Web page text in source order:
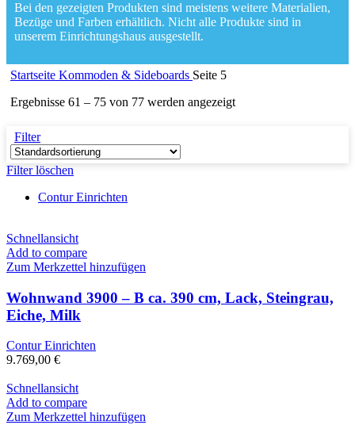
Bei den gezeigten Produkten sind meistens weitere Materialien,
Bezüge und Farben erhältlich. Nicht alle Produkte sind in
unserem Einrichtungshaus ausgestellt.
Startseite Kommoden & Sideboards Seite 5
Ergebnisse 61 – 75 von 77 werden angezeigt
Filter
Filter löschen
Contur Einrichten
Schnellansicht
Add to compare
Zum Merkzettel hinzufügen
Wohnwand 3900 – B ca. 390 cm, Lack, Steingrau,
Eiche, Milk
Contur Einrichten
9.769,00 €
Schnellansicht
Add to compare
Zum Merkzettel hinzufügen